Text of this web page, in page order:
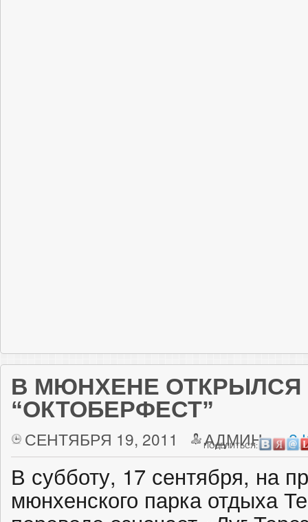
В МЮНХЕНЕ ОТКРЫЛСЯ
“ОКТОБЕРФЕСТ”‎
СЕНТЯБРЯ 19, 2011 АДМИН 2
ПОДЕЛИТЬСЯ:
В субботу, 17 сентября, на
мюнхенского парка отдыха